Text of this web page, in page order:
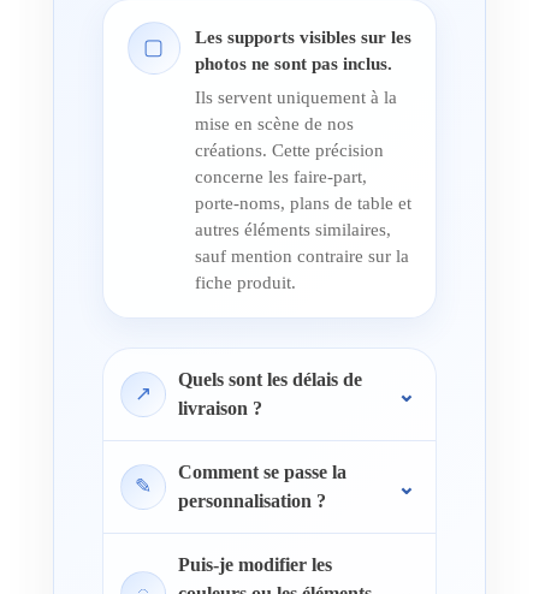
▢
Les supports visibles sur les
photos ne sont pas inclus.
Ils servent uniquement à la
mise en scène de nos
créations. Cette précision
concerne les faire-part,
porte-noms, plans de table et
autres éléments similaires,
sauf mention contraire sur la
fiche produit.
↗
Quels sont les délais de
livraison ?
✎
Comment se passe la
personnalisation ?
Puis-je modifier les